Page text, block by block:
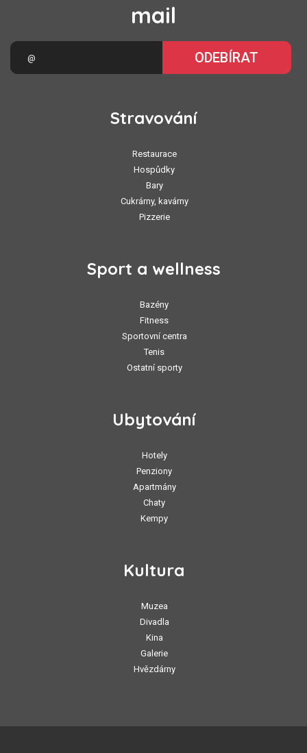
mail
ODEBÍRAT
Stravování
Restaurace
Hospůdky
Bary
Cukrárny, kavárny
Pizzerie
Sport a wellness
Bazény
Fitness
Sportovní centra
Tenis
Ostatní sporty
Ubytování
Hotely
Penziony
Apartmány
Chaty
Kempy
Kultura
Muzea
Divadla
Kina
Galerie
Hvězdárny